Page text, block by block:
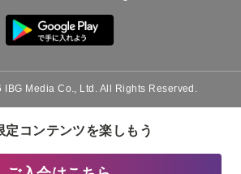
定コンテンツを楽しもう
Media Co., Ltd. All Rights Reserved.